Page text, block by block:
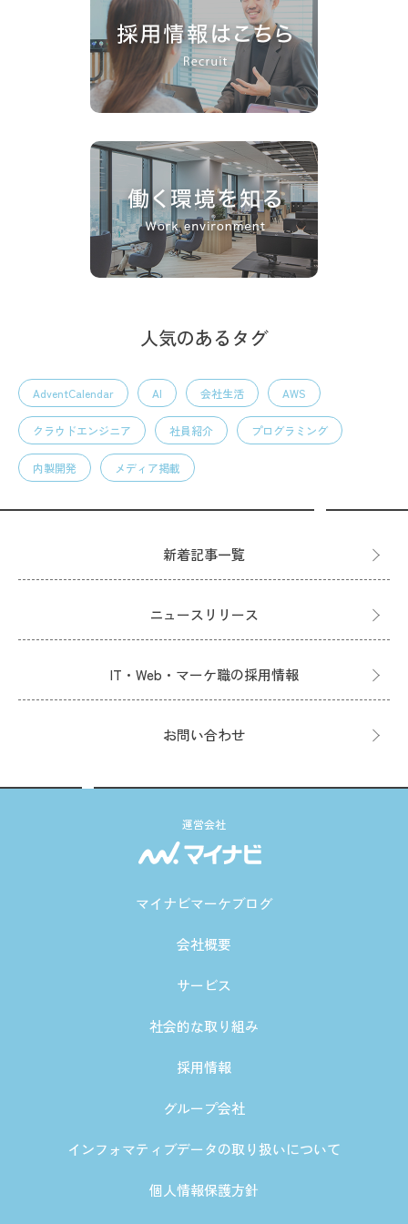
人気のあるタグ
AdventCalendar AI 会社生活 AWS
クラウドエンジニア 社員紹介 プログラミング
内製開発 メディア掲載
新着記事一覧
ニュースリリース
IT・Web・マーケ職の採用情報
お問い合わせ
運営会社
マイナビマーケブログ
会社概要
サービス
社会的な取り組み
採用情報
グループ会社
インフォマティブデータの取り扱いについて
個人情報保護方針